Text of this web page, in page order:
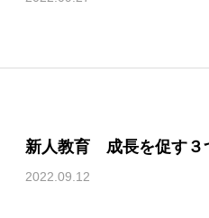
新人教育 成長を促す３
2022.09.12